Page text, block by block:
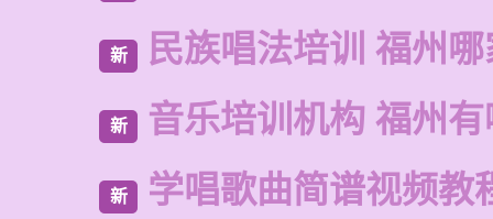
新 民族唱法培训 福州
新 音乐培训机构 福州
新 学唱歌曲简谱视频教